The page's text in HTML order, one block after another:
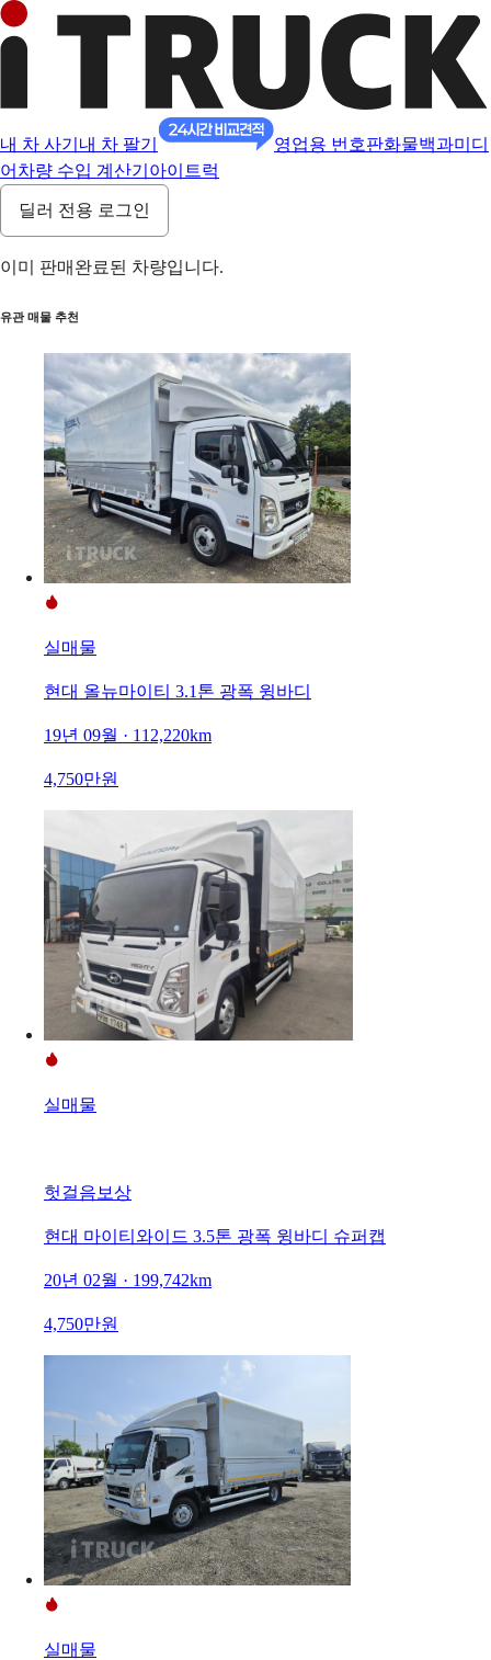
내 차 사기 내 차 팔기 영업용 번호판화물백과미디
어 차량 수입 계산기 아이트럭
딜러 전용 로그인
이미 판매완료된 차량입니다.
유관 매물 추천
실매물
현대 올뉴마이티 3.1톤 광폭 윙바디
19년 09월 · 112,220km
4,750만원
실매물
헛걸음보상
현대 마이티와이드 3.5톤 광폭 윙바디 슈퍼캡
20년 02월 · 199,742km
4,750만원
실매물